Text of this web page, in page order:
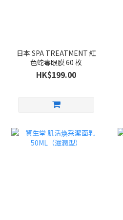
日本 SPA TREATMENT 紅
色蛇毒眼膜 60 枚
HK$199.00